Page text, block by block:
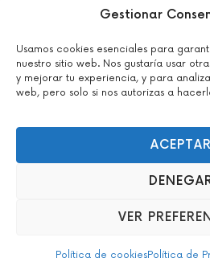
Gestionar
Usamos cookies esenciales para
nuestro sitio web. Nos gustaría usar
y mejorar tu experiencia, y para
web, pero solo si nos autorizas a
ACEPTAR
VER
Política de cookiesPolítica de
inversión o recomendación
La información contenida en
residentes en ningún país o
distribución o utilización sea
2026.